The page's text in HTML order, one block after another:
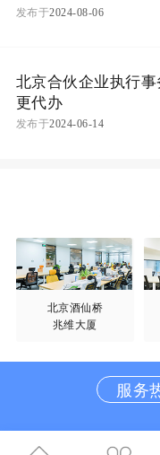
发布于2024-08-06
北京合伙企业执行
更代办
发布于2024-06-14
北京酒仙桥
兆维大厦
服务